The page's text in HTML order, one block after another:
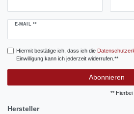
E-MAIL **
Newsletter
Hiermit bestätige ich, dass ich die
Einwilligung kann ich jederzeit widerrufen.**
Abonnieren
** Hierbei
Hersteller